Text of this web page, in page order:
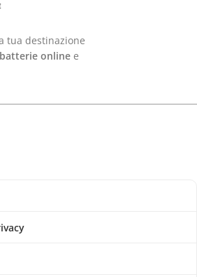
tua destinazione
online e